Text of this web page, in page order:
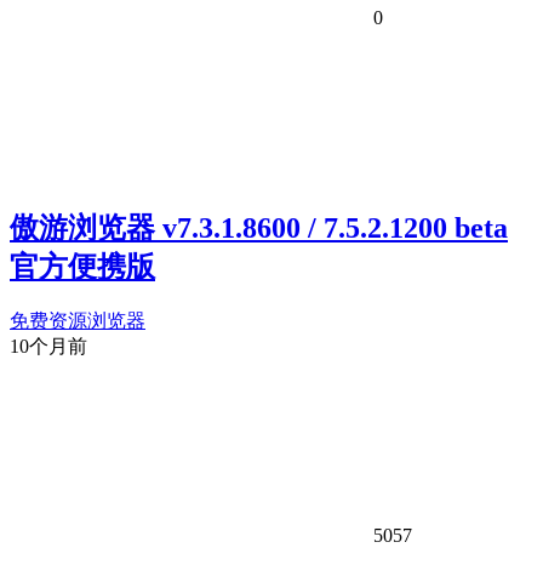
0
傲游浏览器 v7.3.1.8600 / 7.5.2.1200 beta
官方便携版
免费资源浏览器
10个月前
5057